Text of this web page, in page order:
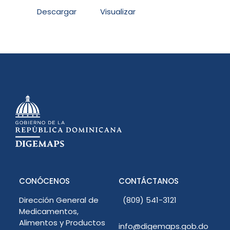
Descargar Visualizar
CONÓCENOS
Dirección General de
Medicamentos,
Alimentos y Productos
CONTÁCTANOS
(809) 541-3121
info@digemaps.gob.do